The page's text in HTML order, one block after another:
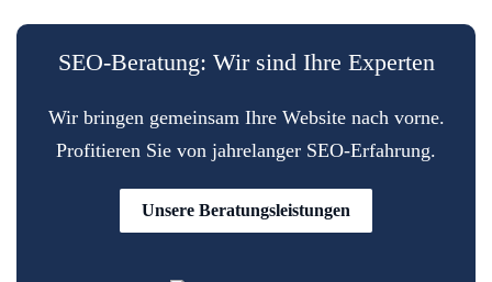
SEO-Beratung: Wir sind Ihre Experten
Wir bringen gemeinsam Ihre Website nach vorne.
Profitieren Sie von jahrelanger SEO-Erfahrung.
Unsere Beratungsleistungen